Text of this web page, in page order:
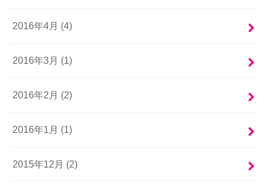
2016年4月 (4)
2016年3月 (1)
2016年2月 (2)
2016年1月 (1)
2015年12月 (2)